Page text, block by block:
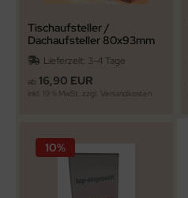
Tischaufsteller /
Dachaufsteller 80x93mm
Hochformat
Lieferzeit: 3-4 Tage
ab 16,90 EUR
inkl. 19 % MwSt. zzgl. Versandkosten
10%